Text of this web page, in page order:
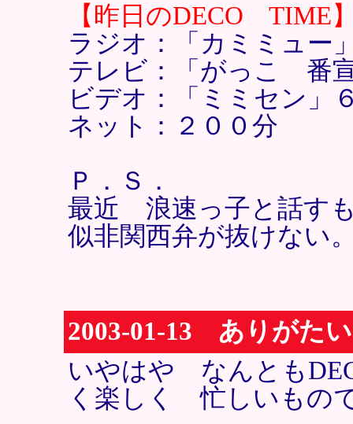
【昨日のDECO TIME
ラジオ：「カミミュー
テレビ：「がっこ 番
ビデオ：「ミミセン」
ネット：２００分
Ｐ．Ｓ．
最近 浪速っ子と話す
似非関西弁が抜けない
2003-01-13 ありがた
いやはや なんとも
く楽しく 忙しいもの